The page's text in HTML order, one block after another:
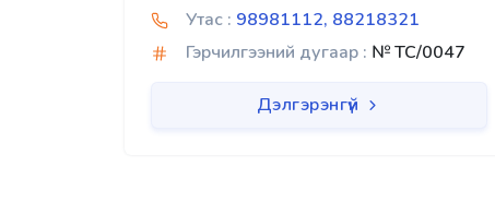
Утас : 98981112, 88218321
Гэрчилгээний дугаар : № TC/0047
Дэлгэрэнгүй